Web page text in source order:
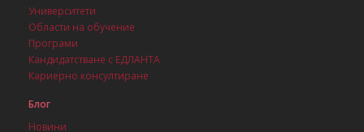
Университети
Области на обучение
Програми
Кандидатстване с ЕДЛАНТА
Кариерно консултиране
Блог
Новини